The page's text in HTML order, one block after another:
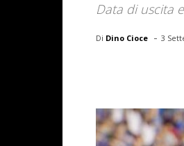
Data di uscita
Di Dino Cioce - 3